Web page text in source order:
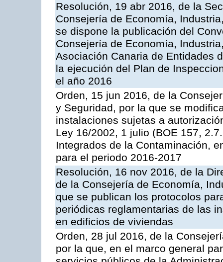
Resolución, 19 abr 2016, de la
Consejería de Economía,
se dispone la publicación del
Consejería de Economía,
Asociación Canaria de Entidades
la ejecución del Plan de
el año 2016
Orden, 15 jun 2016, de la
y Seguridad, por la que se
instalaciones sujetas a
Ley 16/2002, 1 julio (BOE 157,
Integrados de la Contaminación,
para el periodo 2016-2017
Resolución, 16 nov 2016, de la
de la Consejería de Economía,
que se publican los protocolos
periódicas reglamentarias de las
en edificios de viviendas
Orden, 28 jul 2016, de la
por la que, en el marco general